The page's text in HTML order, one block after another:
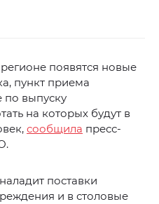
появятся новые
пункт приема
по выпуску
на которых будут в
сообщила пресс-
поставки
и в столовые